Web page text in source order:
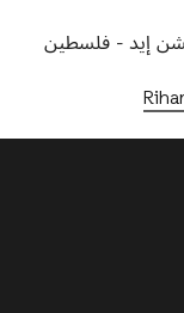
إيد - فلسطين